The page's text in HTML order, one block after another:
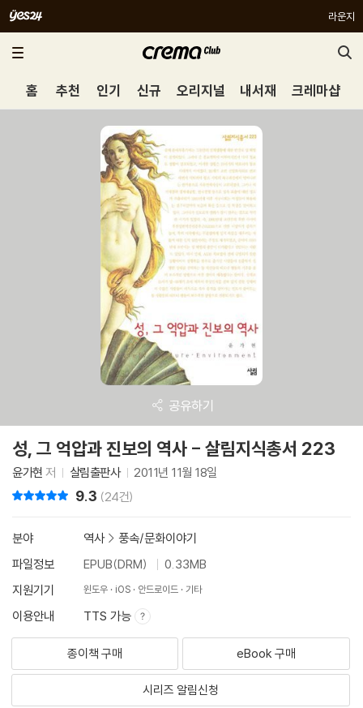
라운지
홈 추천 인기 신규 오리지널 내서재 크레마샵
공유하기
성, 그 억압과 진보의 역사 - 살림지식총서 223
윤가현 저 살림출판사 2011년 11월 18일
9.3 (24건)
분야 역사> 풍속/문화이야기
파일정보
EPUB(DRM)
0.33MB
지원기기
윈도우 iOS 안드로이드 기타
이용안내 TTS 가능
종이책 구매 eBook 구매
시리즈 알림신청